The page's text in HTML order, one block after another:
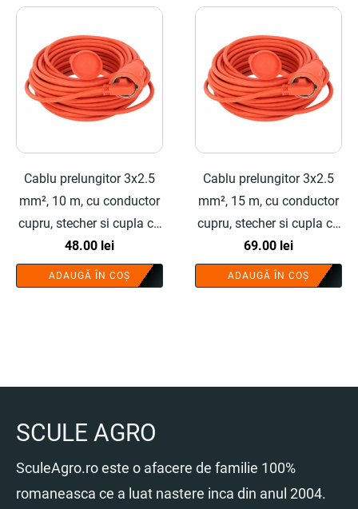
Cablu prelungitor 3x2.5
mm², 10 m, cu conductor
cupru, stecher si cupla cu
protectie - COBI SMART®
48.00 lei
ADAUGĂ ÎN COȘ
Cablu prelungitor 3x2.5
mm², 15 m, cu conductor
cupru, stecher si cupla cu
protectie - COBI SMART®
69.00 lei
ADAUGĂ ÎN COȘ
SCULE AGRO
SculeAgro.ro este o afacere de familie 100%
romaneasca ce a luat nastere inca din anul 2004.